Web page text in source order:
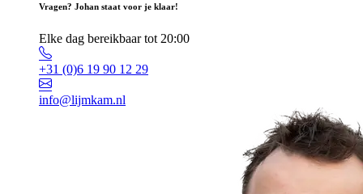
Vragen? Johan staat voor je klaar!
Elke dag bereikbaar tot 20:00
+31 (0)6 19 90 12 29
info@lijmkam.nl